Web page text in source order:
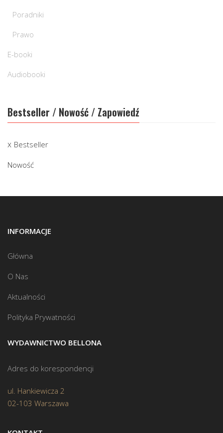
Poradniki
Prawo
E-booki
Audiobooki
Bestseller / Nowość / Zapowiedź
Bestseller
Nowość
INFORMACJE
Główna
O Nas
Aktualności
Polityka Prywatności
WYDAWNICTWO BELLONA
Adres do korespondencji
ul. Hankiewicza 2
02-103 Warszawa